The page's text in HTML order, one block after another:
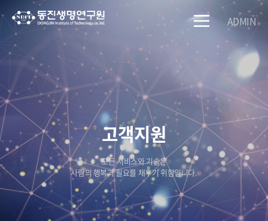
ADMIN
고객지원
모든 서비스와 기술은
사람의 행복과 필요를 채우기 위함입니다.